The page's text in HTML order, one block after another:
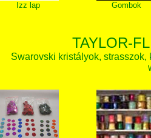
Izz lap Gombok
TAYLOR-
Swarovski kristályok,